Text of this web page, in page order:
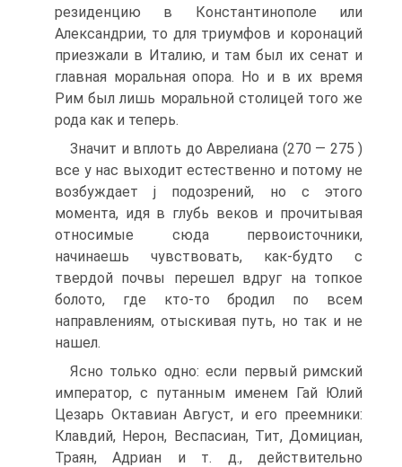
резиденцию в Константинополе или
Александрии, то для триумфов и коронаций
приезжали в Италию, и там был их сенат и
главная моральная опора. Но и в их время
Рим был лишь моральной столицей того же
рода как и теперь.
Значит и вплоть до Аврелиана (270 — 275 )
все у нас выходит естественно и потому не
возбуждает j подозрений, но с этого
момента, идя в глубь веков и прочитывая
относимые сюда первоисточники,
начинаешь чувствовать, как-будто с
твердой почвы перешел вдруг на топкое
болото, где кто-то бродил по всем
направлениям, отыскивая путь, но так и не
нашел.
Ясно только одно: если первый римский
император, с путанным именем Гай Юлий
Цезарь Октавиан Август, и его преемники:
Клавдий, Нерон, Веспасиан, Тит, Домициан,
Траян, Адриан и т. д., действительно